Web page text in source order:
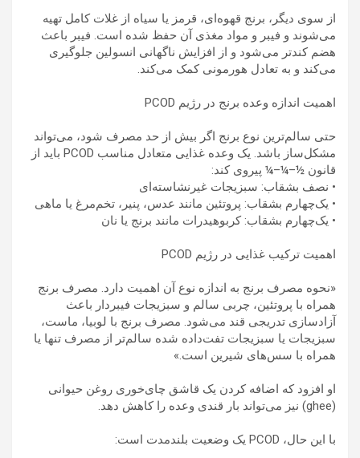
از سوی دیگر، برنج قهوه‌ای، قرمز یا سیاه از غلات کامل تهیه
می‌شوند و فیبر و مواد مغذی آن حفظ شده است. فیبر باعث
هضم کندتر می‌شود و از افزایش ناگهانی انسولین جلوگیری
می‌کند و به تعادل هورمونی کمک می‌کند.
اهمیت اندازه وعده برنج در رژیم PCOD
حتی سالم‌ترین نوع برنج اگر بیش از حد مصرف شود، می‌تواند
مشکل‌ساز باشد. یک وعده غذایی متعادل مناسب PCOD باید از
قانون ½–¼–¼ پیروی کند:
• نصف بشقاب: سبزیجات غیرنشاسته‌ای
• یک‌چهارم بشقاب: پروتئین مانند عدس، پنیر، تخم‌مرغ یا ماهی
• یک‌چهارم بشقاب: کربوهیدرات مانند برنج یا نان
اهمیت ترکیب غذایی در رژیم PCOD
«نحوه مصرف برنج به اندازه نوع آن اهمیت دارد. مصرف برنج
همراه با پروتئین، چربی سالم و سبزیجات فیبردار باعث
آزادسازی تدریجی قند می‌شود. مصرف برنج با لوبیا، ماست،
سبزیجات یا سبزیجات تفت‌داده شده سالم‌تر از مصرف تنها یا
همراه با سس‌های شیرین است.»
او افزود که اضافه کردن یک قاشق چای‌خوری روغن حیوانی
(ghee) نیز می‌تواند بار قندی وعده را کاهش دهد.
با این حال، PCOD یک وضعیت بلندمدت است: